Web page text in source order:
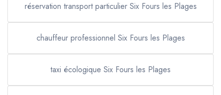
réservation transport particulier Six Fours les Plages
chauffeur professionnel Six Fours les Plages
taxi écologique Six Fours les Plages